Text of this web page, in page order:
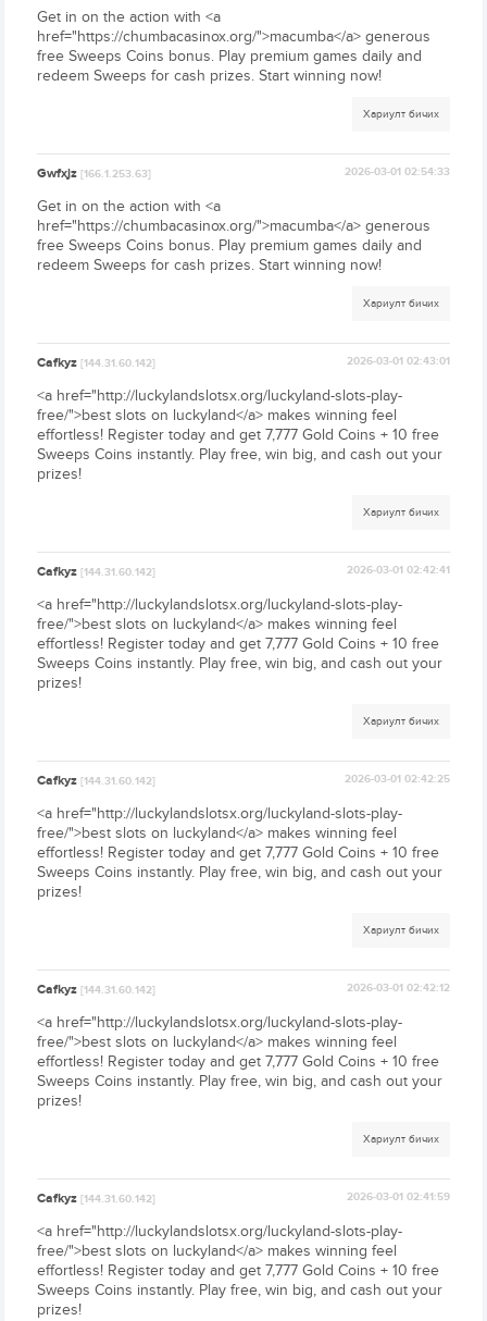
Get in on the action with <a
href="https://chumbacasinox.org/">macumba</a> generous
free Sweeps Coins bonus. Play premium games daily and
redeem Sweeps for cash prizes. Start winning now!
Хариулт бичих
Gwfxjz[166.1.253.63] 2026-03-01 02:54:33
Get in on the action with <a
href="https://chumbacasinox.org/">macumba</a> generous
free Sweeps Coins bonus. Play premium games daily and
redeem Sweeps for cash prizes. Start winning now!
Хариулт бичих
Cafkyz[144.31.60.142] 2026-03-01 02:43:01
<a href="http://luckylandslotsx.org/luckyland-slots-play-
free/">best slots on luckyland</a> makes winning feel
effortless! Register today and get 7,777 Gold Coins + 10 free
Sweeps Coins instantly. Play free, win big, and cash out your
prizes!
Хариулт бичих
Cafkyz[144.31.60.142] 2026-03-01 02:42:41
<a href="http://luckylandslotsx.org/luckyland-slots-play-
free/">best slots on luckyland</a> makes winning feel
effortless! Register today and get 7,777 Gold Coins + 10 free
Sweeps Coins instantly. Play free, win big, and cash out your
prizes!
Хариулт бичих
Cafkyz[144.31.60.142] 2026-03-01 02:42:25
<a href="http://luckylandslotsx.org/luckyland-slots-play-
free/">best slots on luckyland</a> makes winning feel
effortless! Register today and get 7,777 Gold Coins + 10 free
Sweeps Coins instantly. Play free, win big, and cash out your
prizes!
Хариулт бичих
Cafkyz[144.31.60.142] 2026-03-01 02:42:12
<a href="http://luckylandslotsx.org/luckyland-slots-play-
free/">best slots on luckyland</a> makes winning feel
effortless! Register today and get 7,777 Gold Coins + 10 free
Sweeps Coins instantly. Play free, win big, and cash out your
prizes!
Хариулт бичих
Cafkyz[144.31.60.142] 2026-03-01 02:41:59
<a href="http://luckylandslotsx.org/luckyland-slots-play-
free/">best slots on luckyland</a> makes winning feel
effortless! Register today and get 7,777 Gold Coins + 10 free
Sweeps Coins instantly. Play free, win big, and cash out your
prizes!